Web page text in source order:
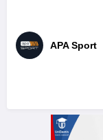
APA Sport